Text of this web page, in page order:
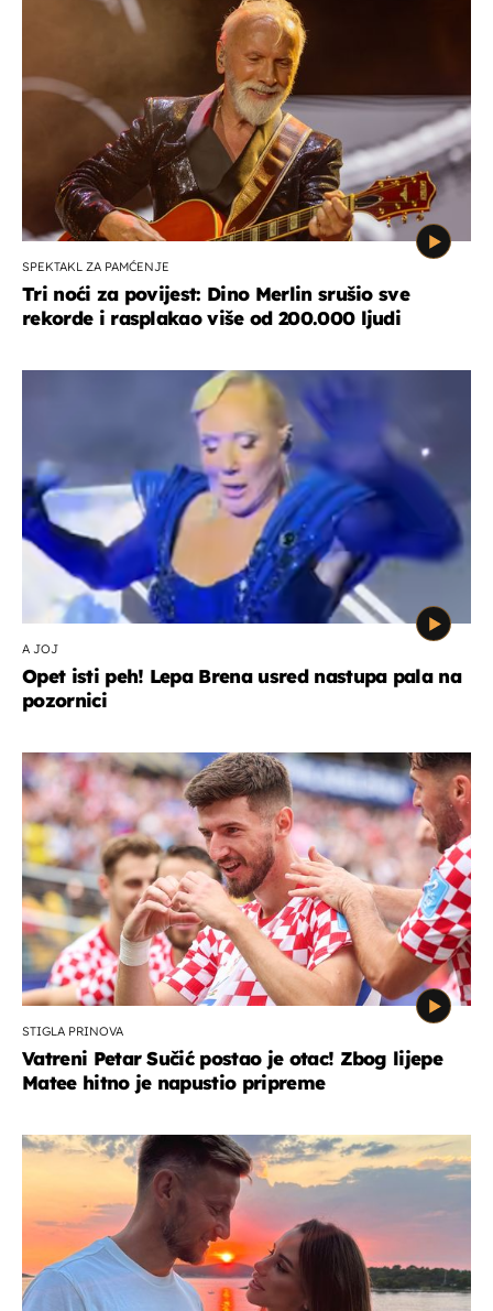
SPEKTAKL ZA PAMĆENJE
Tri noći za povijest: Dino Merlin srušio sve
rekorde i rasplakao više od 200.000 ljudi
A JOJ
Opet isti peh! Lepa Brena usred nastupa pala na
pozornici
STIGLA PRINOVA
Vatreni Petar Sučić postao je otac! Zbog lijepe
Matee hitno je napustio pripreme